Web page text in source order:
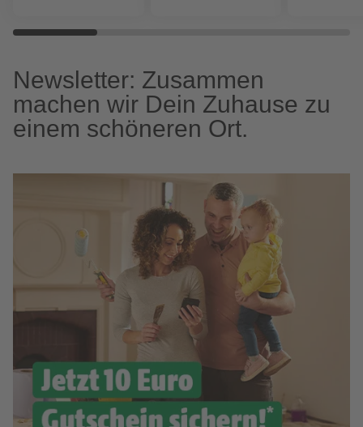
Newsletter: Zusammen
machen wir Dein Zuhause zu
einem schöneren Ort.